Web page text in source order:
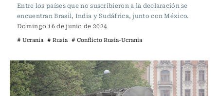
Entre los países que no suscribieron a la declaración se
encuentran Brasil, India y Sudáfrica, junto con México.
Domingo 16 de junio de 2024
# Ucrania # Rusia # Conflicto Rusia-Ucrania